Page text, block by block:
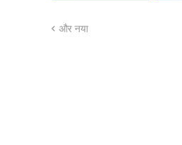
और नया